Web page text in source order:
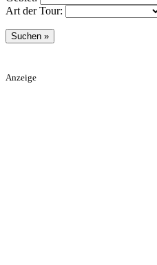
Art der Tour:
Anzeige